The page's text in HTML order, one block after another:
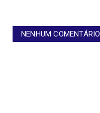
NENHUM COMENTÁRIO